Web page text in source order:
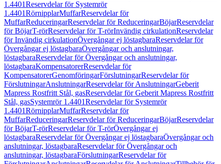
1.4401Reservdelar för Systemrör
1.4401RörnipplarMuffarReservdelar för
MuffarReduceringarReservdelar för ReduceringarBöjarReservdelar
för BöjarT-rörReservdelar för T-rörInvändig cirkulationReservdelar
för Invändig cirkulationÖvergångar ej löstagbaraReservdelar för
Övergångar ej löstagbaraÖvergångar och anslutningar,
löstagbaraReservdelar för Övergångar och anslutningar,
löstagbaraKompensatorerReservdelar för
KompensatorerGenomföringarFörslutningarReservdelar för
FörslutningarAnslutningarReservdelar för AnslutningarGeberit
Mapress Rostfritt Stål, gasReservdelar för Geberit Mapress Rostfritt
Stål, gasSystemrör 1.4401Reservdelar för Systemrör
1.4401RörnipplarMuffarReservdelar för
MuffarReduceringarReservdelar för ReduceringarBöjarReservdelar
för BöjarT-rörReservdelar för T-rörÖvergångar ej
löstagbaraReservdelar för Övergångar ej löstagbaraÖvergångar och
anslutningar, löstagbaraReservdelar för Övergångar och
anslutningar, löstagbaraFörslutningarReservdelar för